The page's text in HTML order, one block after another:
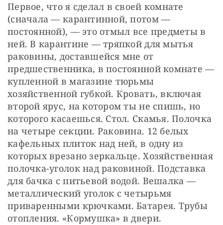
Первое, что я сделал в своей комнате
(сначала — карантинной, потом —
постоянной), — это отмыл все предметы в
ней. В карантине — тряпкой для мытья
раковины, доставшейся мне от
предшественника, в постоянной комнате —
купленной в магазине тюрьмы
хозяйственной губкой. Кровать, включая
второй ярус, на котором ты не спишь, но
которого касаешься. Стол. Скамья. Полочка
на четыре секции. Раковина. 12 белых
кафельных плиток над ней, в одну из
которых врезано зеркальце. Хозяйственная
полочка-уголок над раковиной. Подставка
для бачка с питьевой водой. Вешалка —
металлический уголок с четырьмя
приваренными крючками. Батарея. Трубы
отопления. «Кормушка» в двери.